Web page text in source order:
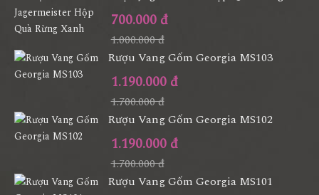
700.000 đ
1.000.000 đ
Rượu Vang Gốm Georgia MS103
1.190.000 đ
1.700.000 đ
Rượu Vang Gốm Georgia MS102
1.190.000 đ
1.700.000 đ
Rượu Vang Gốm Georgia MS101